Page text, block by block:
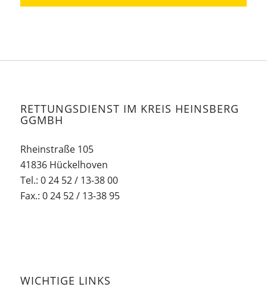
RETTUNGSDIENST IM KREIS HEINSBERG
GGMBH
Rheinstraße 105
41836 Hückelhoven
Tel.: 0 24 52 / 13-38 00
Fax.: 0 24 52 / 13-38 95
WICHTIGE LINKS